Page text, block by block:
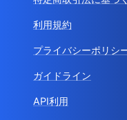
利用規約
プライバシーポリシ
ガイドライン
API利用